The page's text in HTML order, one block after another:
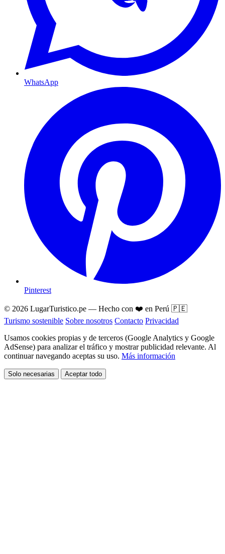
WhatsApp
Pinterest
© 2026 LugarTuristico.pe — Hecho con ❤️ en Perú 🇵🇪
Turismo sostenible Sobre nosotros Contacto Privacidad
Usamos cookies propias y de terceros (Google Analytics y Google
AdSense) para analizar el tráfico y mostrar publicidad relevante. Al
continuar navegando aceptas su uso. Más información
Solo necesarias Aceptar todo